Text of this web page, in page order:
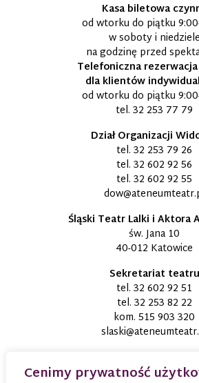
Cenimy prywatność
Kasa biletowa
od wtorku do piątku
w soboty i niedziele
na godzinę przed
Telefoniczna
dla klientów
od wtorku do piątku
tel. 32 253 77 79
Dział Organizacji
tel. 32 253 79 26
tel. 32 602 92 56
tel. 32 602 92 55
Śląski Teatr Lalki i Aktora
św. Jana 10
40-012 Katowice
Sekretariat teatru
tel. 32 602 92 51
tel. 32 253 82 22
kom. 515 903 320